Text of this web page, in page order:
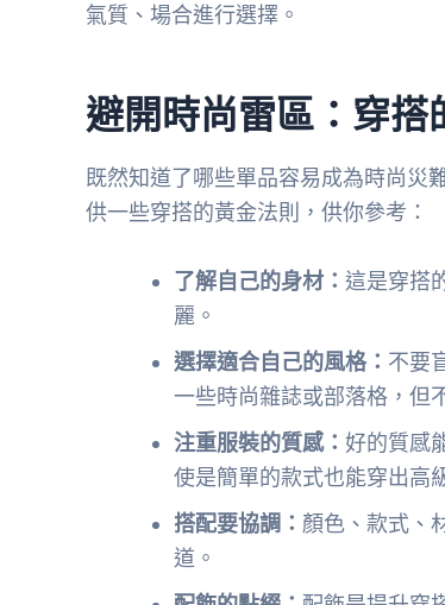
氣質、場合進行選擇。
避開時尚雷區：穿搭
既然知道了哪些單品容易成為時尚災
供一些穿搭的黃金法則，供你參考：
了解自己的身材： 這是穿搭
麗。
選擇適合自己的風格： 不要
一些時尚雜誌或部落格，但
注重服裝的質感： 好的質感
使是簡單的款式也能穿出高
搭配要協調： 顏色、款式、
道。